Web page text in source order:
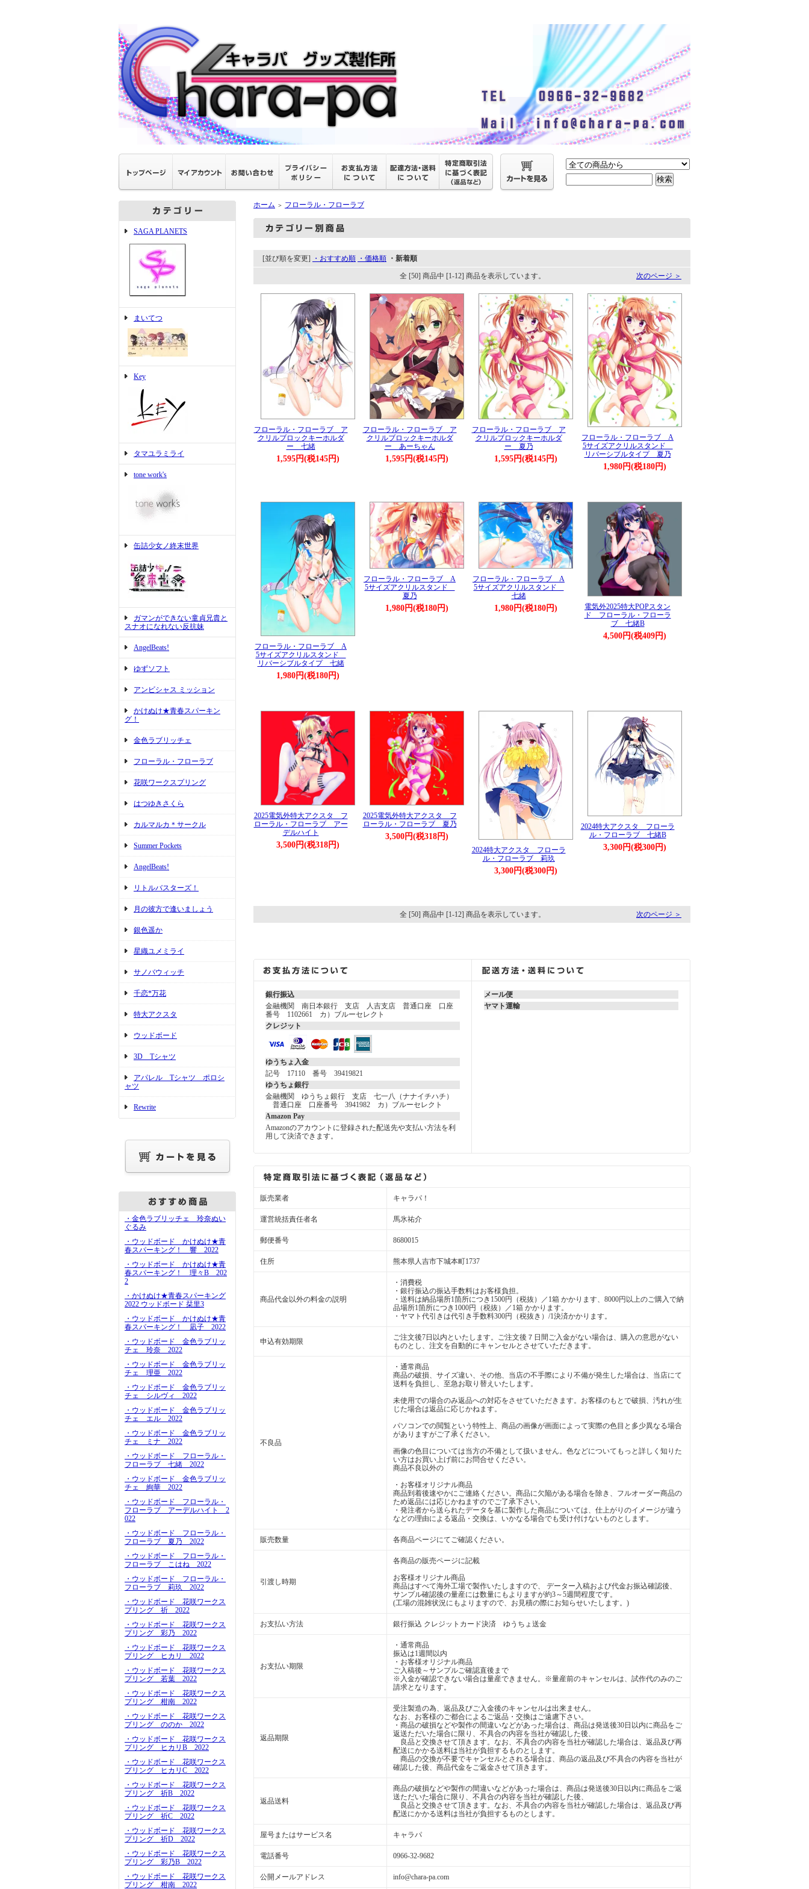
SAGA PLANETS
まいてつ
Key
タマユラミライ
tone work's
缶詰少女ノ終末世界
ガマンができない童貞兄貴と
スナオになれない反抗妹
AngelBeats!
ゆずソフト
アンビシャス ミッション
かけぬけ★青春スパーキン
グ！
金色ラブリッチェ
フローラル・フローラブ
花咲ワークスプリング
はつゆきさくら
カルマルカ＊サークル
Summer Pockets
AngelBeats!
リトルバスターズ！
月の彼方で逢いましょう
銀色遥か
星織ユメミライ
サノバウィッチ
千恋*万花
特大アクスタ
ウッドボード
3D Tシャツ
アパレル Tシャツ ポロシ
ャツ
Rewrite
・金色ラブリッチェ 玲奈ぬい
ぐるみ
・ウッドボード かけぬけ★青
春スパーキング！ 響 2022
・ウッドボード かけぬけ★青
春スパーキング！ 理々B 202
2
・かけぬけ★青春スパーキング
2022 ウッドボード 栞里3
・ウッドボード かけぬけ★青
春スパーキング！ 凪子 2022
・ウッドボード 金色ラブリッ
チェ 玲奈 2022
・ウッドボード 金色ラブリッ
チェ 理亜 2022
・ウッドボード 金色ラブリッ
チェ シルヴィ 2022
・ウッドボード 金色ラブリッ
チェ エル 2022
・ウッドボード 金色ラブリッ
チェ ミナ 2022
・ウッドボード フローラル・
フローラブ 七緒 2022
・ウッドボード 金色ラブリッ
チェ 絢華 2022
・ウッドボード フローラル・
フローラブ アーデルハイト 2
022
・ウッドボード フローラル・
フローラブ 夏乃 2022
・ウッドボード フローラル・
フローラブ こはね 2022
・ウッドボード フローラル・
フローラブ 莉玖 2022
・ウッドボード 花咲ワークス
プリング 祈 2022
・ウッドボード 花咲ワークス
プリング 彩乃 2022
・ウッドボード 花咲ワークス
プリング ヒカリ 2022
・ウッドボード 花咲ワークス
プリング 若葉 2022
・ウッドボード 花咲ワークス
プリング 柑南 2022
・ウッドボード 花咲ワークス
プリング ののか 2022
・ウッドボード 花咲ワークス
プリング ヒカリB 2022
・ウッドボード 花咲ワークス
プリング ヒカリC 2022
・ウッドボード 花咲ワークス
プリング 祈B 2022
・ウッドボード 花咲ワークス
プリング 祈C 2022
・ウッドボード 花咲ワークス
プリング 祈D 2022
・ウッドボード 花咲ワークス
プリング 彩乃B 2022
・ウッドボード 花咲ワークス
プリング 柑南 2022
ホーム ＞ フローラル・フローラブ
[並び順を変更] ・おすすめ順 ・価格順 ・新着順
全 [50] 商品中 [1-12] 商品を表示しています。 次のページ ＞
フローラル・フローラブ ア
クリルブロックキーホルダ
ー 七緒
1,595円(税145円)
フローラル・フローラブ ア
クリルブロックキーホルダ
ー あーちゃん
1,595円(税145円)
フローラル・フローラブ ア
クリルブロックキーホルダ
ー 夏乃
1,595円(税145円)
フローラル・フローラブ A
5サイズアクリルスタンド
リバーシブルタイプ 夏乃
1,980円(税180円)
フローラル・フローラブ A
5サイズアクリルスタンド
リバーシブルタイプ 七緒
1,980円(税180円)
フローラル・フローラブ A
5サイズアクリルスタンド
夏乃
1,980円(税180円)
フローラル・フローラブ A
5サイズアクリルスタンド
七緒
1,980円(税180円)
電気外2025特大POPスタン
ド フローラル・フローラ
ブ 七緒B
4,500円(税409円)
2025電気外特大アクスタ フ
ローラル・フローラブ アー
デルハイト
3,500円(税318円)
2025電気外特大アクスタ フ
ローラル・フローラブ 夏乃
3,500円(税318円)
2024特大アクスタ フローラ
ル・フローラブ 莉玖
3,300円(税300円)
2024特大アクスタ フローラ
ル・フローラブ 七緒B
3,300円(税300円)
全 [50] 商品中 [1-12] 商品を表示しています。 次のページ ＞
銀行振込
金融機関 南日本銀行 支店 人吉支店 普通口座 口座
番号 1102661 カ）ブルーセレクト
クレジット
ゆうちょ入金
記号 17110 番号 39419821
ゆうちょ銀行
金融機関 ゆうちょ銀行 支店 七一八（ナナイチハチ）
普通口座 口座番号 3941982 カ）ブルーセレクト
Amazon Pay
Amazonのアカウントに登録された配送先や支払い方法を利
用して決済できます。
メール便
ヤマト運輸
販売業者 キャラパ！
運営統括責任者名 馬氷祐介
郵便番号 8680015
住所 熊本県人吉市下城本町1737
商品代金以外の料金の説明
・消費税
・銀行振込の振込手数料はお客様負担。
・送料は納品場所1箇所につき1500円（税抜）／1箱 かかります、8000円以上のご購入で納
品場所1箇所につき1000円（税抜）／1箱 かかります。
・ヤマト代引きは代引き手数料300円（税抜き）/1決済かかります。
申込有効期限
ご注文後7日以内といたします。ご注文後７日間ご入金がない場合は、購入の意思がない
ものとし、注文を自動的にキャンセルとさせていただきます。
不良品
・通常商品
商品の破損、サイズ違い、その他、当店の不手際により不備が発生した場合は、当店にて
送料を負担し、至急お取り替えいたします。
未使用での場合のみ返品への対応をさせていただきます。お客様のもとで破損、汚れが生
じた場合は返品に応じかねます。
パソコンでの閲覧という特性上、商品の画像が画面によって実際の色目と多少異なる場合
がありますがご了承ください。
画像の色目については当方の不備として扱いません。色などについてもっと詳しく知りた
い方はお買い上げ前にお問合せください。
商品不良以外の
・お客様オリジナル商品
商品到着後速やかにご連絡ください。商品に欠陥がある場合を除き、フルオーダー商品の
ため返品には応じかねますのでご了承下さい。
・発注者から送られたデータを基に製作した商品については、仕上がりのイメージが違う
などの理由による返品・交換は、いかなる場合でも受け付けないものとします。
販売数量 各商品ページにてご確認ください。
引渡し時期
各商品の販売ページに記載
お客様オリジナル商品
商品はすべて海外工場で製作いたしますので、 データー入稿および代金お振込確認後、
サンプル確認後の量産には数量にもよりますが約3～5週間程度です。
(工場の混雑状況にもよりますので、お見積の際にお知らせいたします。)
お支払い方法 銀行振込 クレジットカード決済 ゆうちょ送金
お支払い期限
・通常商品
振込は1週間以内
・お客様オリジナル商品
ご入稿後～サンプルご確認直後まで
※入金が確認できない場合は量産できません。※量産前のキャンセルは、試作代のみのご
請求となります。
返品期限
受注製造の為、返品及びご入金後のキャンセルは出来ません。
なお、お客様のご都合によるご返品・交換はご遠慮下さい。
・商品の破損などや製作の間違いなどがあった場合は、商品は発送後30日以内に商品をご
返送ただいた場合に限り、不具合の内容を当社が確認した後、
良品と交換させて頂きます。なお、不具合の内容を当社が確認した場合は、返品及び再
配送にかかる送料は当社が負担するものとします。
商品の交換が不要でキャンセルとされる場合は、商品の返品及び不具合の内容を当社が
確認した後、商品代金をご返金させて頂きます。
返品送料
商品の破損などや製作の間違いなどがあった場合は、商品は発送後30日以内に商品をご返
送ただいた場合に限り、不具合の内容を当社が確認した後、
良品と交換させて頂きます。なお、不具合の内容を当社が確認した場合は、返品及び再
配送にかかる送料は当社が負担するものとします。
屋号またはサービス名 キャラパ
電話番号 0966-32-9682
公開メールアドレス info@chara-pa.com